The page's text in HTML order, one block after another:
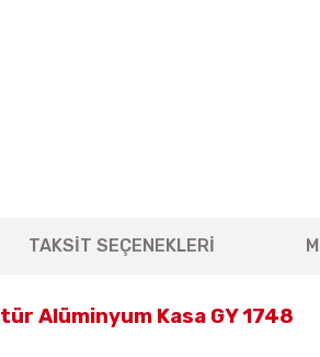
TAKSİT SEÇENEKLERİ
Alüminyum Kasa GY 1748